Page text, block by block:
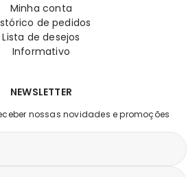
Minha conta
de pedidos
Lista de desejos
Informativo
NEWSLETTER
nossas novidades e promoções